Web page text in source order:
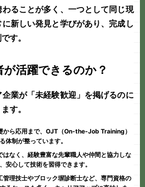
ることが多く、一つとして同じ現
新しい発見と学びがあり、完成し
す。
が活躍できるのか？
企業が「未経験歓迎」を掲げるのに
す。
から応用まで、OJT（On-the-Job Training）
体制が整っています。
はなく、経験豊富な先輩職人や仲間と協力しな
安心して技術を習得できます。
管理技士やブロック塀診断士など、専門資格の